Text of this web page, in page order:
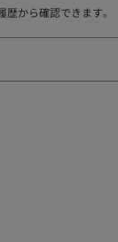
歴から確認できます。